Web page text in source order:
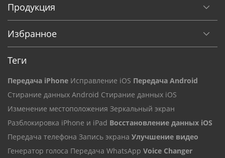
Продукция
Избранное
Теги
Передача iPhone Исправление iOS Передача Android
Стирание данных Android Стирание данных iOS
Изменение местоположения Зеркальный экран
Разблокировка iPhone и iPad Восстановление данных iOS
Передача телефона Запись экрана Улучшение видео
Генератор голоса Передача WhatsApp Voice Changer